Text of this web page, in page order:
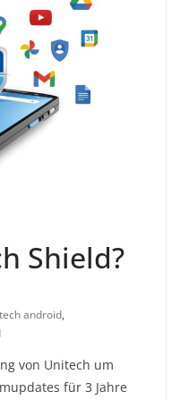
Shield?
android,
von Unitech um
für 3 Jahre